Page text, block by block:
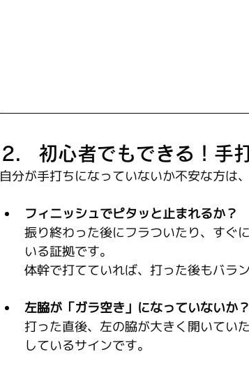
初心者でもできる！手
自分が手打ちになっていないか不安な方は
フィニッシュでピタッと止まれるか？
振り終わった後にフラついたり、すぐ
いる証拠です。
体幹で打てていれば、打った後もバラ
左脇が「ガラ空き」になっていないか？
打った直後、左の脇が大きく開いてい
しているサインです。